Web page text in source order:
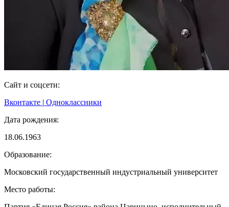
Сайт и соцсети:
Вконтакте | Одноклассники
Дата рождения:
18.06.1963
Образование:
Московский государственный индустриальный университет
Место работы: